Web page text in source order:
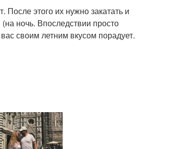
После этого их нужно закатать и
ночь. Впоследствии просто
своим летним вкусом порадует.